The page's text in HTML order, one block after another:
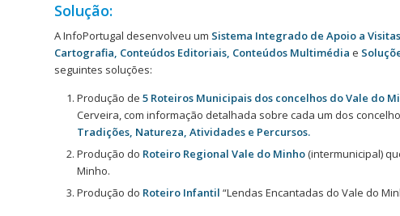
Solução:
A InfoPortugal desenvolveu um Sistema Integrado de Apoio a
Cartografia, Conteúdos Editoriais, Conteúdos Multimédia e
seguintes soluções:
Produção de 5 Roteiros Municipais dos concelhos do Vale do
Cerveira, com informação detalhada sobre cada um dos
Tradições, Natureza, Atividades e Percursos.
Produção do Roteiro Regional Vale do Minho(intermunicipal)
Minho.
Produção do Roteiro Infantil “Lendas Encantadas do Vale do